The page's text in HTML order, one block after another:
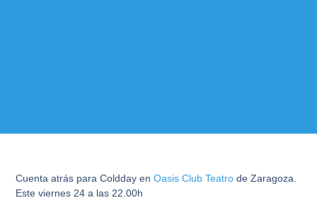
Cuenta atrás para Coldday enOasis Club Teatro de Zaragoza.
Este viernes 24 a las 22.00h